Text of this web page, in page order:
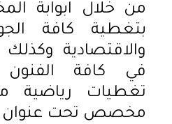
من خلال ابوابة
بتغطية كافة
والاقتصادية وكذلك
في كافة
تغطيات
مخصص تحت عنوان